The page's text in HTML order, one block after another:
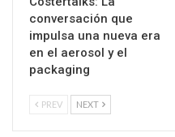
conversación que
impulsa una nueva era
en el aerosol y el
packaging
PREV NEXT